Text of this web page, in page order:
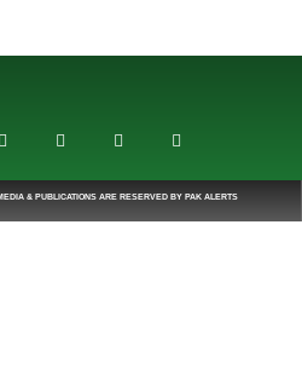
& PUBLICATIONS ARE RESERVED BY PAK ALERTS